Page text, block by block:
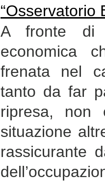
“Osservatorio
A fronte di
economica
frenata nel
tanto da far
ripresa, non
situazione
rassicurante